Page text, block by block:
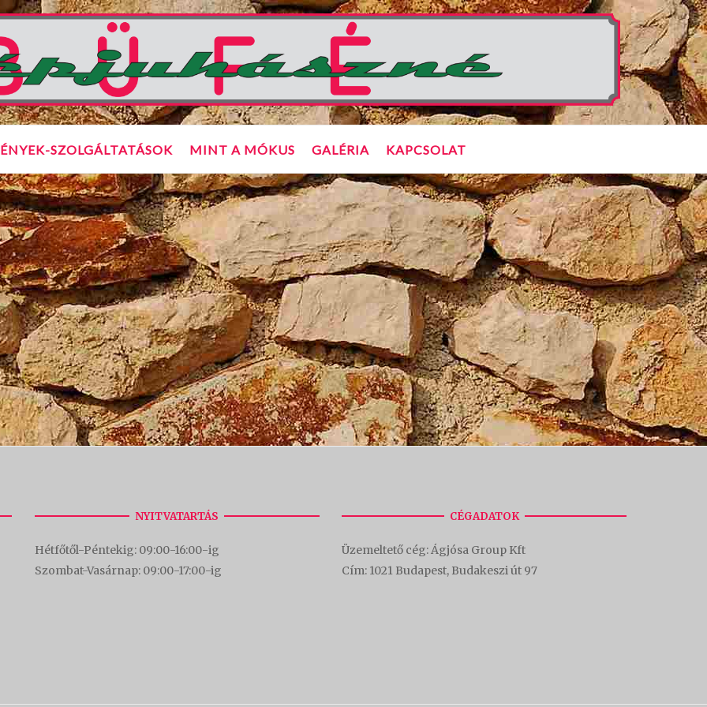
SZOLGÁLTATÁSOK MINT A MÓKUS GALÉRIA KAPCSOLAT
NYITVATARTÁS
Hétfőtől-Péntekig: 09:00-16:00-ig
Szombat-Vasárnap: 09:00-17:00-ig
CÉGADATOK
Üzemeltető cég: Ágjósa Group Kft
Cím: 1021 Budapest, Budakeszi út 97